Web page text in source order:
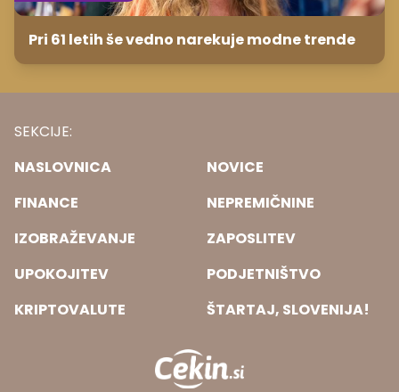
Pri 61 letih še vedno narekuje modne trende
SEKCIJE:
NASLOVNICA
NOVICE
FINANCE
NEPREMIČNINE
IZOBRAŽEVANJE
ZAPOSLITEV
UPOKOJITEV
PODJETNIŠTVO
KRIPTOVALUTE
ŠTARTAJ, SLOVENIJA!